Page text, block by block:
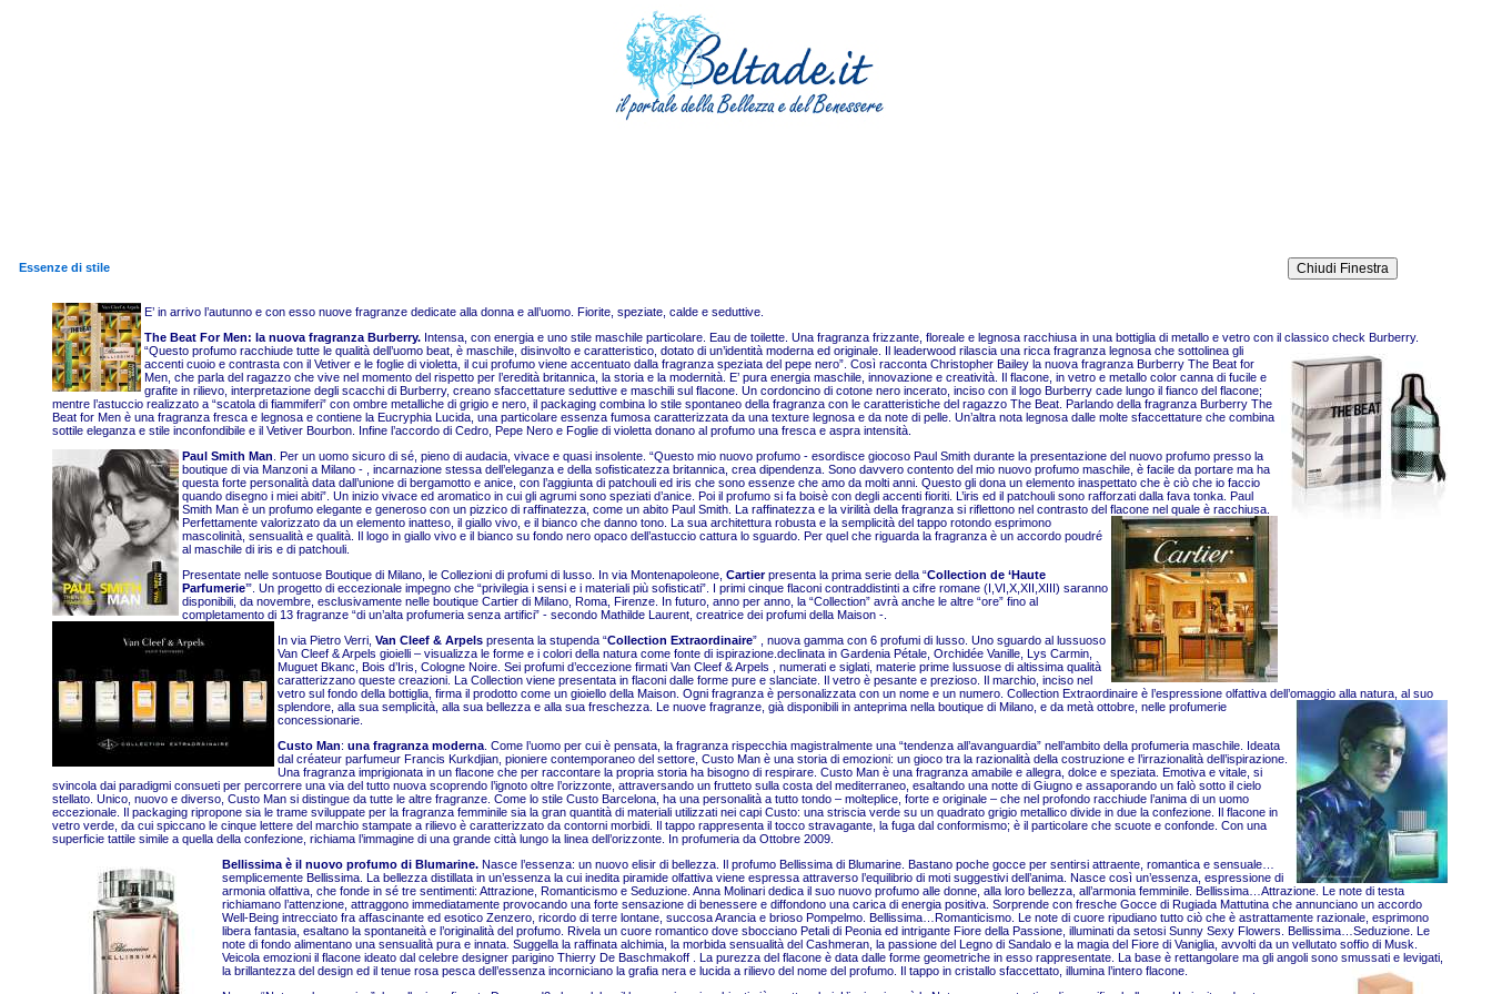
Essenze di stile
E’ in arrivo l’autunno e con esso nuove fragranze dedicate alla donna e all’uomo. Fiorite, speziate, calde e seduttive.
The Beat For Men: la nuova fragranza Burberry.Intensa, con energia e uno stile maschile particolare. Eau de toilette. Una fragranza frizzante, floreale e legnosa racchiusa in una bottiglia di metallo e vetro con il classico check Burberry.
“Questo profumo racchiude tutte le qualità dell’uomo beat, è maschile, disinvolto e caratteristico, dotato di un’identità moderna ed originale. Il leaderwood rilascia una ricca fragranza legnosa che sottolinea gli
accenti cuoio e contrasta con il Vetiver e le foglie di violetta, il cui profumo viene accentuato dalla fragranza speziata del pepe nero”. Così racconta Christopher Bailey la nuova fragranza Burberry The Beat for
Men, che parla del ragazzo che vive nel momento del rispetto per l’eredità britannica, la storia e la modernità. E’ pura energia maschile, innovazione e creatività. Il flacone, in vetro e metallo color canna di fucile e
grafite in rilievo, interpretazione degli scacchi di Burberry, creano sfaccettature seduttive e maschili sul flacone. Un cordoncino di cotone nero incerato, inciso con il logo Burberry cade lungo il fianco del flacone;
mentre l’astuccio realizzato a “scatola di fiammiferi” con ombre metalliche di grigio e nero, il packaging combina lo stile spontaneo della fragranza con le caratteristiche del ragazzo The Beat. Parlando della fragranza Burberry The
Beat for Men è una fragranza fresca e legnosa e contiene la Eucryphia Lucida, una particolare essenza fumosa caratterizzata da una texture legnosa e da note di pelle. Un’altra nota legnosa dalle molte sfaccettature che combina
sottile eleganza e stile inconfondibile e il Vetiver Bourbon. Infine l’accordo di Cedro, Pepe Nero e Foglie di violetta donano al profumo una fresca e aspra intensità.
Paul Smith Man . Per un uomo sicuro di sé, pieno di audacia, vivace e quasi insolente. “Questo mio nuovo profumo - esordisce giocoso Paul Smith durante la presentazione del nuovo profumo presso la
boutique di via Manzoni a Milano - , incarnazione stessa dell’eleganza e della sofisticatezza britannica, crea dipendenza. Sono davvero contento del mio nuovo profumo maschile, è facile da portare ma ha
questa forte personalità data dall’unione di bergamotto e anice, con l’aggiunta di patchouli ed iris che sono essenze che amo da molti anni. Questo gli dona un elemento inaspettato che è ciò che io faccio
quando disegno i miei abiti”. Un inizio vivace ed aromatico in cui gli agrumi sono speziati d’anice. Poi il profumo si fa boisè con degli accenti fioriti. L’iris ed il patchouli sono rafforzati dalla fava tonka. Paul
Smith Man è un profumo elegante e generoso con un pizzico di raffinatezza, come un abito Paul Smith. La raffinatezza e la virilità della fragranza si riflettono nel contrasto del flacone nel quale è racchiusa.
Perfettamente valorizzato da un elemento inatteso, il giallo vivo, e il bianco che danno tono. La sua architettura robusta e la semplicità del tappo rotondo esprimono
mascolinità, sensualità e qualità. Il logo in giallo vivo e il bianco su fondo nero opaco dell’astuccio cattura lo sguardo. Per quel che riguarda la fragranza è un accordo poudré
al maschile di iris e di patchouli.
Presentate nelle sontuose Boutique di Milano, le Collezioni di profumi di lusso. In via Montenapoleone, Cartierpresenta la prima serie della “Collection de ‘Haute
Parfumerie’”. Un progetto di eccezionale impegno che “privilegia i sensi e i materiali più sofisticati”. I primi cinque flaconi contraddistinti a cifre romane (I,VI,X,XII,XIII) saranno
disponibili, da novembre, esclusivamente nelle boutique Cartier di Milano, Roma, Firenze. In futuro, anno per anno, la “Collection” avrà anche le altre “ore” fino al
completamento di 13 fragranze “di un’alta profumeria senza artifici” - secondo Mathilde Laurent, creatrice dei profumi della Maison -.
In via Pietro Verri, Van Cleef & Arpels presenta la stupenda “Collection Extraordinaire” , nuova gamma con 6 profumi di lusso. Uno sguardo al lussuoso
Van Cleef & Arpels gioielli – visualizza le forme e i colori della natura come fonte di ispirazione.declinata in Gardenia Pétale, Orchidée Vanille, Lys Carmin,
Muguet Bkanc, Bois d’Iris, Cologne Noire. Sei profumi d’eccezione firmati Van Cleef & Arpels , numerati e siglati, materie prime lussuose di altissima qualità
caratterizzano queste creazioni. La Collection viene presentata in flaconi dalle forme pure e slanciate. Il vetro è pesante e prezioso. Il marchio, inciso nel
vetro sul fondo della bottiglia, firma il prodotto come un gioiello della Maison. Ogni fragranza è personalizzata con un nome e un numero. Collection Extraordinaire è l’espressione olfattiva dell’omaggio alla natura, al suo
splendore, alla sua semplicità, alla sua bellezza e alla sua freschezza. Le nuove fragranze, già disponibili in anteprima nella boutique di Milano, e da metà ottobre, nelle profumerie
concessionarie.
Custo Man: una fragranza moderna. Come l’uomo per cui è pensata, la fragranza rispecchia magistralmente una “tendenza all’avanguardia” nell’ambito della profumeria maschile. Ideata
dal créateur parfumeur Francis Kurkdjian, pioniere contemporaneo del settore, Custo Man è una storia di emozioni: un gioco tra la razionalità della costruzione e l’irrazionalità dell’ispirazione.
Una fragranza imprigionata in un flacone che per raccontare la propria storia ha bisogno di respirare. Custo Man è una fragranza amabile e allegra, dolce e speziata. Emotiva e vitale, si
svincola dai paradigmi consueti per percorrere una via del tutto nuova scoprendo l’ignoto oltre l’orizzonte, attraversando un frutteto sulla costa del mediterraneo, esaltando una notte di Giugno e assaporando un falò sotto il cielo
stellato. Unico, nuovo e diverso, Custo Man si distingue da tutte le altre fragranze. Come lo stile Custo Barcelona, ha una personalità a tutto tondo – molteplice, forte e originale – che nel profondo racchiude l’anima di un uomo
eccezionale. Il packaging ripropone sia le trame sviluppate per la fragranza femminile sia la gran quantità di materiali utilizzati nei capi Custo: una striscia verde su un quadrato grigio metallico divide in due la confezione. Il flacone in
vetro verde, da cui spiccano le cinque lettere del marchio stampate a rilievo è caratterizzato da contorni morbidi. Il tappo rappresenta il tocco stravagante, la fuga dal conformismo; è il particolare che scuote e confonde. Con una
superficie tattile simile a quella della confezione, richiama l’immagine di una grande città lungo la linea dell’orizzonte. In profumeria da Ottobre 2009.
Bellissima è il nuovo profumo di Blumarine.Nasce l’essenza: un nuovo elisir di bellezza. Il profumo Bellissima di Blumarine. Bastano poche gocce per sentirsi attraente, romantica e sensuale…
semplicemente Bellissima. La bellezza distillata in un’essenza la cui inedita piramide olfattiva viene espressa attraverso l’equilibrio di moti suggestivi dell’anima. Nasce così un’essenza, espressione di
armonia olfattiva, che fonde in sé tre sentimenti: Attrazione, Romanticismo e Seduzione. Anna Molinari dedica il suo nuovo profumo alle donne, alla loro bellezza, all’armonia femminile. Bellissima…Attrazione. Le note di testa
richiamano l’attenzione, attraggono immediatamente provocando una forte sensazione di benessere e diffondono una carica di energia positiva. Sorprende con fresche Gocce di Rugiada Mattutina che annunciano un accordo
Well-Being intrecciato fra affascinante ed esotico Zenzero, ricordo di terre lontane, succosa Arancia e brioso Pompelmo. Bellissima…Romanticismo. Le note di cuore ripudiano tutto ciò che è astrattamente razionale, esprimono
libera fantasia, esaltano la spontaneità e l’originalità del profumo. Rivela un cuore romantico dove sbocciano Petali di Peonia ed intrigante Fiore della Passione, illuminati da setosi Sunny Sexy Flowers. Bellissima…Seduzione. Le
note di fondo alimentano una sensualità pura e innata. Suggella la raffinata alchimia, la morbida sensualità del Cashmeran, la passione del Legno di Sandalo e la magia del Fiore di Vaniglia, avvolti da un vellutato soffio di Musk.
Veicola emozioni il flacone ideato dal celebre designer parigino Thierry De Baschmakoff . La purezza del flacone è data dalle forme geometriche in esso rappresentate. La base è rettangolare ma gli angoli sono smussati e levigati,
la brillantezza del design ed il tenue rosa pesca dell’essenza incorniciano la grafia nera e lucida a rilievo del nome del profumo. Il tappo in cristallo sfaccettato, illumina l’intero flacone.